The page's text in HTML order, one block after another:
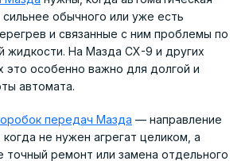
сильнее обычного или уже есть
и связанные с ним проблемы по
жидкости. На Мазда CX-9 и других
это особенно важно для долгой и
автомата.
передач Мазда — направление
не нужен агрегат целиком, а
точный ремонт или замена отдельного